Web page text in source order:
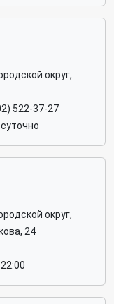
округ,
522-37-27
округ,
24